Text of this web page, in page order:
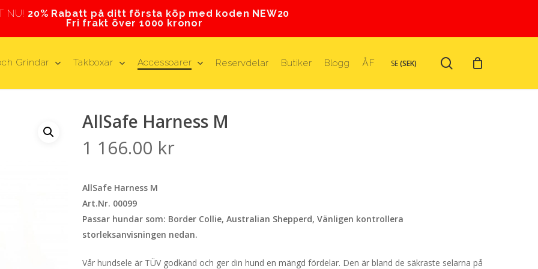
NU! 20% Rabatt på ditt första köp med koden NEW20
Fri frakt över 1000 kronor
Grindar Takboxar Accessoarer Reservdelar Butiker Blogg ÅF SE(SEK) search
AllSafe Harness M
1 166.00 kr
AllSafe Harness M
Art.Nr. 00099
Passar hundar som: Border Collie, Australian Shepperd, Vänligen kontrollera
storleksanvisningen nedan.
Vår hundsele är TÜV godkänd och ger din hund en mängd fördelar. Den är bland de säkraste selarna på